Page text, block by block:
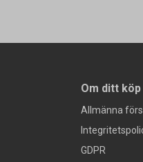
Om ditt köp
Allmänna
GDPR